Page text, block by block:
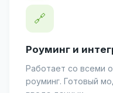
🔗
Роуминг и
Работает со всеми
роуминг. Готовый